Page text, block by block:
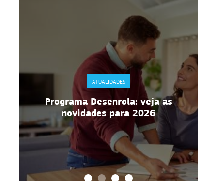
ATUALIDADES
Programa Desenrola: veja as
novidades para 2026